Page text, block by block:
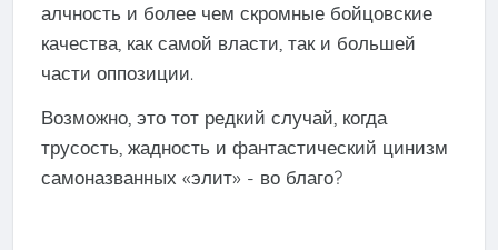
алчность и более чем скромные бойцовские
качества, как самой власти, так и большей
части оппозиции.
Возможно, это тот редкий случай, когда
трусость, жадность и фантастический цинизм
самоназванных «элит» - во благо?